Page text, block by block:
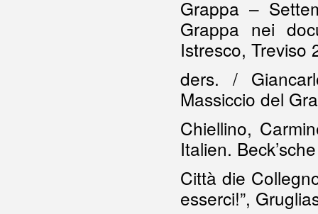
Grappa –
Grappa nei
Istresco, Treviso
ders. /
Massiccio del
Chiellino,
Italien.
Città die
esserci!”,